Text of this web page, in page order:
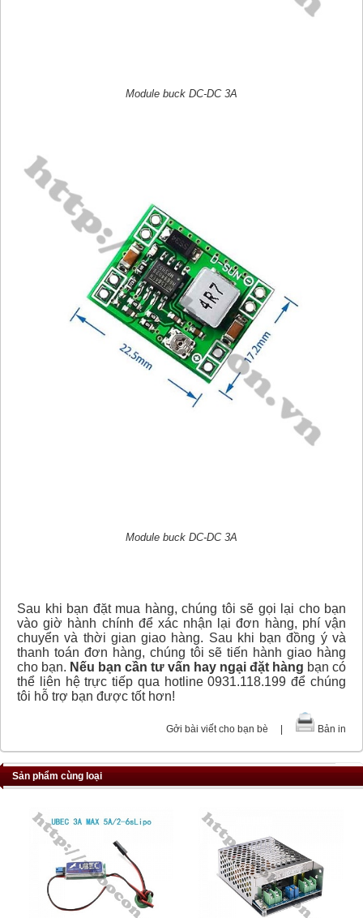
Module buck DC-DC 3A
Module buck DC-DC 3A
Sau khi bạn đặt mua hàng, chúng tôi sẽ gọi lại cho bạn
vào giờ hành chính để xác nhận lại đơn hàng, phí vận
chuyển và thời gian giao hàng. Sau khi bạn đồng ý và
thanh toán đơn hàng, chúng tôi sẽ tiến hành giao hàng
cho bạn. Nếu bạn cần tư vấn hay ngại đặt hàng bạn có
thể liên hệ trực tiếp qua hotline 0931.118.199 để chúng
tôi hỗ trợ bạn được tốt hơn!
Gởi bài viết cho bạn bè Bản in
Sản phẩm cùng loại